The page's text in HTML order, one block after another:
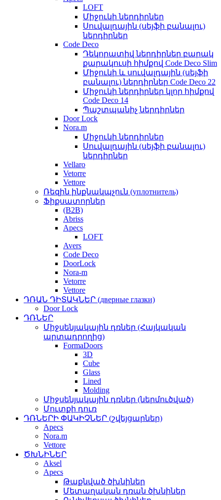
LOFT
Միջուկի ներդիրներ
Սուվալդային (սեյֆի բանալու)
ներդիրներ
Code Deco
Դեկորատիվ ներդիրներ բարակ
քարակուսի հիմքով Code Deco Slim
Միջուկի և սուվալդային (սեյֆի
բանալու) ներդիրներ Code Deco 22
Միջուկի ներդիրներ կլոր հիմքով
Code Deco 14
Պաշտպանիչ ներդիրներ
Door Lock
Nora.m
Միջուկի ներդիրներ
Սուվալդային (սեյֆի բանալու)
ներդիրներ
Vellaro
Vetorre
Vettore
Ռեզին ինքնակպչուն (уплотнитель)
Ֆիքսատորներ
(B2B)
Abriss
Apecs
LOFT
Avers
Code Deco
DoorLock
Nora-m
Vetorre
Vettore
ԴՌԱՆ ԴԻՏԱԿՆԵՐ (дверные глазки)
Door Lock
ԴՌՆԵՐ
Միջսենյակային դռներ (Հայկական
արտադրողից)
FormaDoors
3D
Cube
Glass
Lined
Molding
Միջսենյակային դռներ (ներմուծված)
Մուտքի դուռ
ԴՌՆԵՐԻ ՓԱԿԻՉՆԵՐ (շվեյցարներ)
Apecs
Nora.m
Vettore
ԾԽՆԻՆԵՐ
Aksel
Apecs
Թաքնված ծխնիներ
Մետաղական դռան ծխնիներ